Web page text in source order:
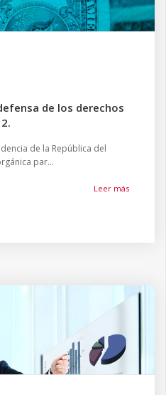
de los derechos
de la República del
par...
Leer más